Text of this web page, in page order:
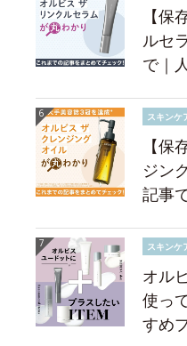
【保
ルセ
で｜
スキンケ
【保
ジン
記事
スキンケ
オル
使っ
すめ